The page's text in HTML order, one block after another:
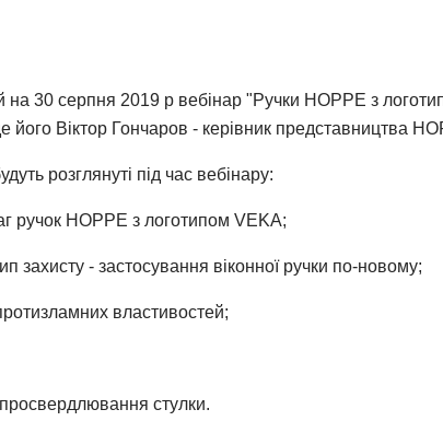
30 серпня 2019 р вебінар "Ручки HOPPE з
його Віктор Гончаров - керівник представництва
розглянуті під час вебінару:
ручок HOPPE з логотипом VEKA;
захисту - застосування віконної ручки по-новому;
властивостей;
стулки.